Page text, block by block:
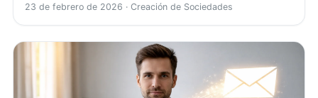
23 de febrero de 2026 · Creación de Sociedades